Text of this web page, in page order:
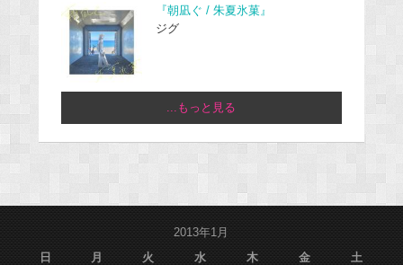
『朝凪ぐ / 朱夏氷菓』
ジグ
...もっと見る
2013年1月
日
月 火 水 木 金 土